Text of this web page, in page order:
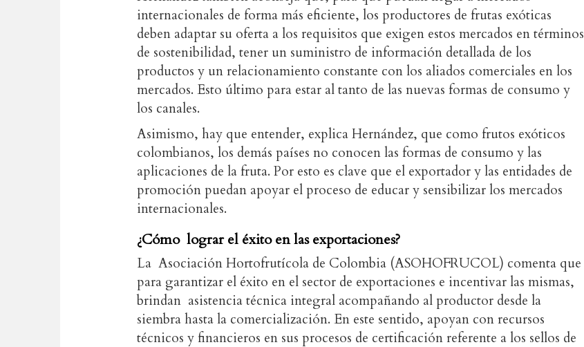
internacionales de forma más eficiente, los productores de frutas exóticas
deben adaptar su oferta a los requisitos que exigen estos mercados en términos
de sostenibilidad, tener un suministro de información detallada de los
productos y un relacionamiento constante con los aliados comerciales en los
mercados. Esto último para estar al tanto de las nuevas formas de consumo y
los canales.
Asimismo, hay que entender, explica Hernández, que como frutos exóticos
colombianos, los demás países no conocen las formas de consumo y las
aplicaciones de la fruta. Por esto es clave que el exportador y las entidades de
promoción puedan apoyar el proceso de educar y sensibilizar los mercados
internacionales.
¿Cómo lograr el éxito en las exportaciones?
La Asociación Hortofrutícola de Colombia (ASOHOFRUCOL) comenta que
para garantizar el éxito en el sector de exportaciones e incentivar las mismas,
brindan asistencia técnica integral acompañando al productor desde la
siembra hasta la comercialización. En este sentido, apoyan con recursos
técnicos y financieros en sus procesos de certificación referente a los sellos de